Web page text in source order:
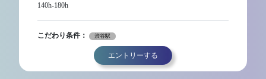
140h-180h
こだわり条件： 渋谷駅
エントリーする